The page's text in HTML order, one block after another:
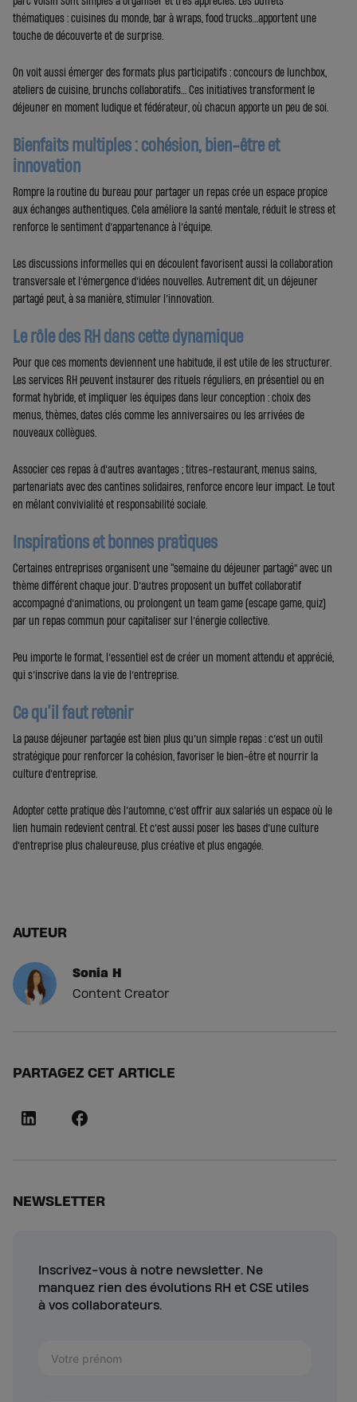
thématiques : cuisines du monde, bar à wraps, food trucks…apportent une
touche de découverte et de surprise.
On voit aussi émerger des formats plus participatifs : concours de lunchbox,
ateliers de cuisine, brunchs collaboratifs… Ces initiatives transforment le
déjeuner en moment ludique et fédérateur, où chacun apporte un peu de soi.
Bienfaits multiples : cohésion, bien-être et
innovation
Rompre la routine du bureau pour partager un repas crée un espace propice
aux échanges authentiques. Cela améliore la santé mentale, réduit le stress et
renforce le sentiment d’appartenance à l’équipe.
Les discussions informelles qui en découlent favorisent aussi la collaboration
transversale et l’émergence d’idées nouvelles. Autrement dit, un déjeuner
partagé peut, à sa manière, stimuler l’innovation.
Le rôle des RH dans cette dynamique
Pour que ces moments deviennent une habitude, il est utile de les structurer.
Les services RH peuvent instaurer des rituels réguliers, en présentiel ou en
format hybride, et impliquer les équipes dans leur conception : choix des
menus, thèmes, dates clés comme les anniversaires ou les arrivées de
nouveaux collègues.
Associer ces repas à d’autres avantages ; titres-restaurant, menus sains,
partenariats avec des cantines solidaires, renforce encore leur impact. Le tout
en mêlant convivialité et responsabilité sociale.
Inspirations et bonnes pratiques
Certaines entreprises organisent une “semaine du déjeuner partagé” avec un
thème différent chaque jour. D’autres proposent un buffet collaboratif
accompagné d’animations, ou prolongent un team game (escape game, quiz)
par un repas commun pour capitaliser sur l’énergie collective.
Peu importe le format, l’essentiel est de créer un moment attendu et apprécié,
qui s’inscrive dans la vie de l’entreprise.
Ce qu’il faut retenir
La pause déjeuner partagée est bien plus qu’un simple repas : c’est un outil
stratégique pour renforcer la cohésion, favoriser le bien-être et nourrir la
culture d’entreprise.
Adopter cette pratique dès l’automne, c’est offrir aux salariés un espace où le
lien humain redevient central. Et c’est aussi poser les bases d’une culture
d’entreprise plus chaleureuse, plus créative et plus engagée.
AUTEUR
Sonia H
Content Creator
PARTAGEZ CET ARTICLE
NEWSLETTER
Inscrivez-vous à notre newsletter. Ne
manquez rien des évolutions RH et CSE utiles
à vos collaborateurs.